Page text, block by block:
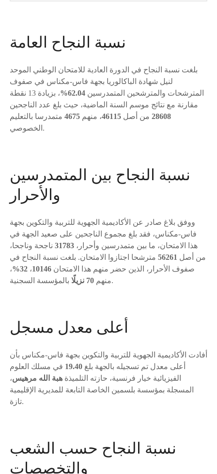
نسبة النجاح العامة
بلغت نسبة النجاح في الدورة العادية للامتحان الوطني الموحد
لنيل شهادة الباكالوريا بجهة فاس-مكناس في صفوف
المترشحات والمترشحين المتمدرسين 62.04%
، بزيادة 13 نقطة
مقارنة مع نتائج موسم السنة الماضية، حيث بلغ عدد الناجحين
28608 من أصل 46115، منهم 4675 متمدرسا بالتعليم
الخصوصي.
نسبة النجاح بين المتمدرسين
والأحرار
ووفق بلاغ صادر عن الأكاديمية الجهوية للتربية والتكوين بجهة
فاس-مكناس، فقد بلغ مجموع الناجحين على صعيد الجهة في
هذا الامتحان، ما بين متمدرسين وأحرار، 31783 ناجحة وناجحا،
من أصل 56261 مترشحا اجتازوا الامتحان. بلغت نسبة النجاح في
صفوف الأحرار، الذين حضر منهم هذا الامتحان 10146، 32%
،
منهم 70 نزيلًا بالمؤسسة السجنية.
أعلى معدل مسجل
أفادت الأكاديمية الجهوية للتربية والتكوين بجهة فاس-مكناس بأن
أعلى معدل تم تسجيله بالجهة بلغ 19.40 في مسلك العلوم
الفيزيائية خيار فرنسية، حازته التلميذة هبة الله مرهيس،
المسجلة بمؤسسة بلسمين الخاصة التابعة للمديرية الإقليمية
تازة.
نسبة النجاح حسب الشعب
والتخصصات